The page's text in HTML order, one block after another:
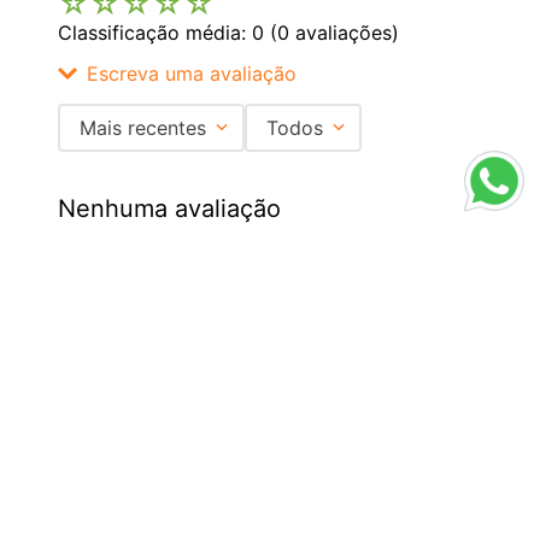
Classificação média: 0 (0 avaliações)
Escreva uma avaliação
Título
Mais recentes Todos
Nenhuma avaliação